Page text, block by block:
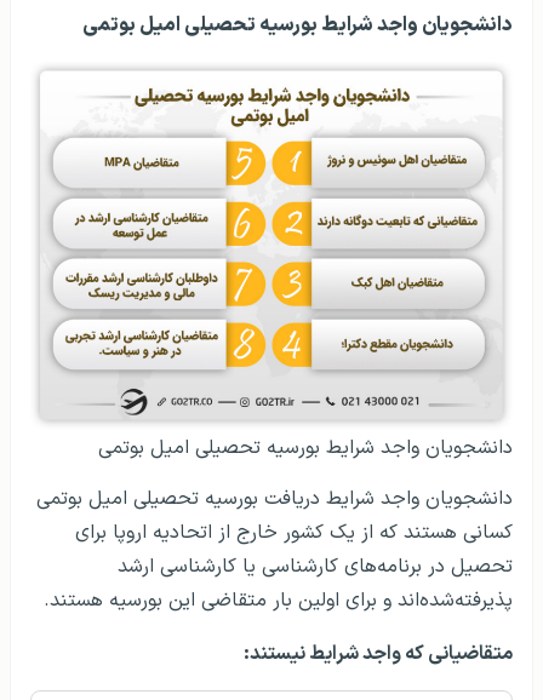
دانشجویان واجد شرایط بورسیه تحصیلی امیل بوتمی
دانشجویان واجد شرایط بورسیه تحصیلی امیل بوتمی
دانشجویان واجد شرایط دریافت بورسیه تحصیلی امیل بوتمی
کسانی هستند که از یک کشور خارج از اتحادیه اروپا برای
تحصیل در برنامه‌های کارشناسی یا کارشناسی ارشد
پذیرفته‌شده‌اند و برای اولین بار متقاضی این بورسیه هستند.
متقاضیانی که واجد شرایط نیستند: